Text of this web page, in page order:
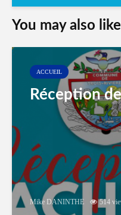
You may also like
ACCUEIL
Réception
Mike DANINTHE 514